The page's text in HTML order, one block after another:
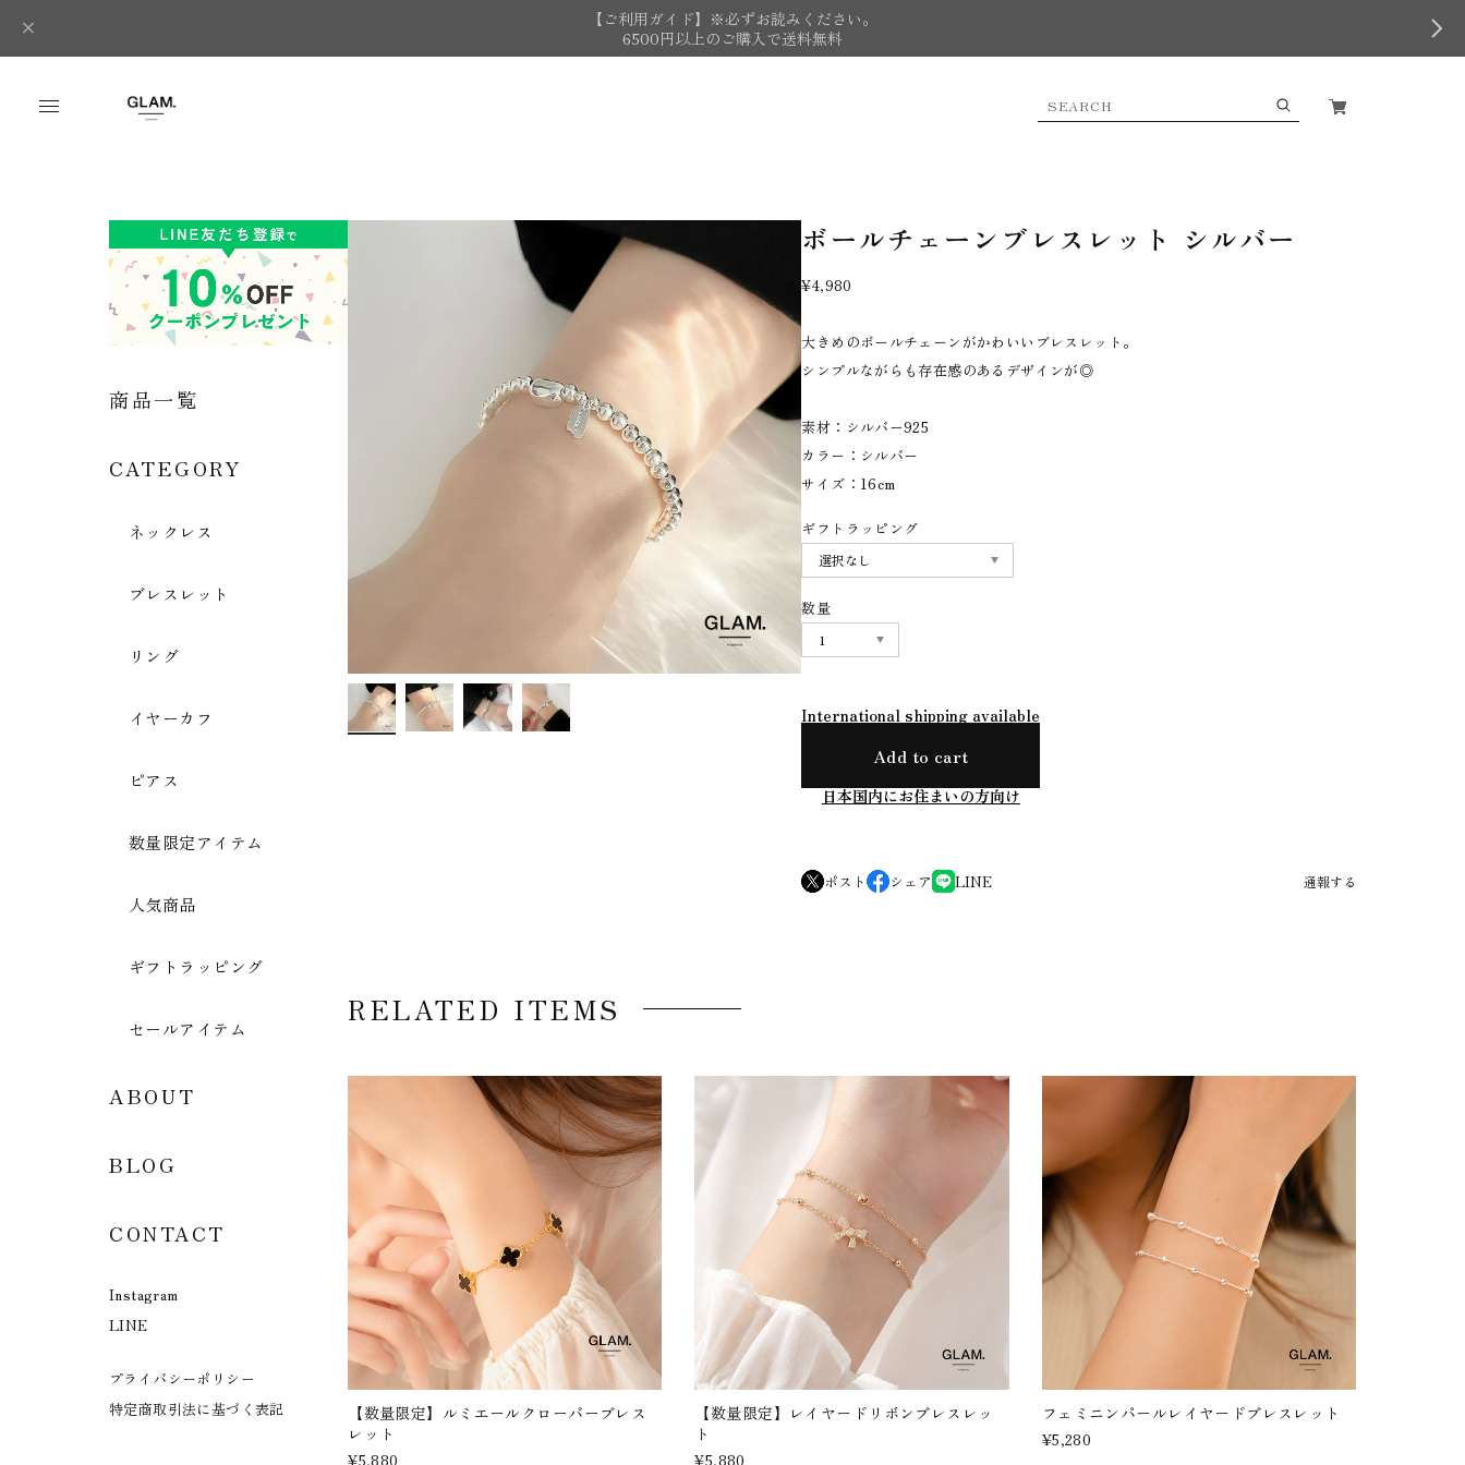
【ご利用ガイド】※必ずお読みください。
6500円以上のご購入で送料無料
商品一覧
CATEGORY
ネックレス
ブレスレット
リング
イヤーカフ
ピアス
数量限定アイテム
人気商品
ギフトラッピング
セールアイテム
ABOUT
BLOG
CONTACT
Instagram
LINE
プライバシーポリシー
特定商取引法に基づく表記
ボールチェーンブレスレット シルバー
¥4,980
大きめのボールチェーンがかわいいブレスレット。
シンプルながらも存在感のあるデザインが◎
素材：シルバー925
カラー：シルバー
サイズ：16cm
ギフトラッピング
数量
International shipping available
Add to cart
日本国内にお住まいの方向け
ポスト シェア LINE 通報する
RELATED ITEMS
【数量限定】ルミエールクローバーブレス
レット
¥5,880
【数量限定】レイヤードリボンブレスレッ
ト
¥5,880
フェミニンパールレイヤードブレスレット
¥5,280